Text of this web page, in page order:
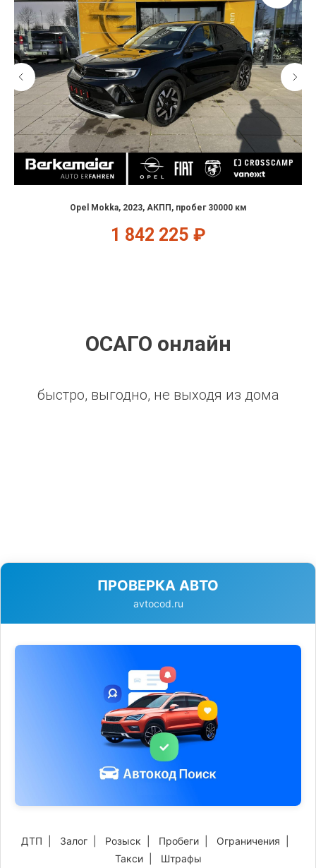
Opel Mokka, 2023, АКПП, пробег 30000 км
1 842 225 ₽
ОСАГО онлайн
быстро, выгодно, не выходя из дома
ПРОВЕРКА АВТО
avtocod.ru
ДТП Залог Розыск Пробеги Ограничения
Такси| Штрафы